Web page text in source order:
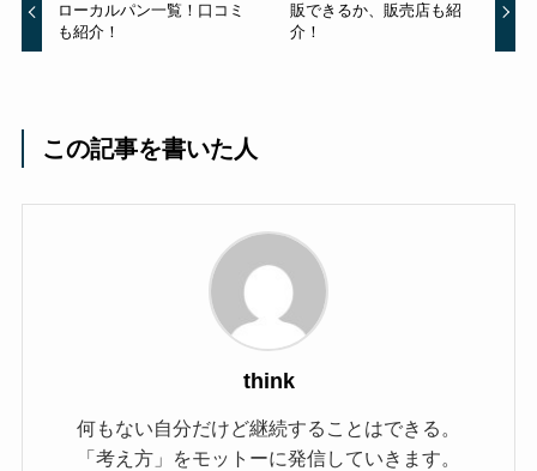
ローカルパン一覧！口コミ
も紹介！
販できるか、販売店も紹
介！
この記事を書いた人
think
何もない自分だけど継続することはできる。
「考え方」をモットーに発信していきます。